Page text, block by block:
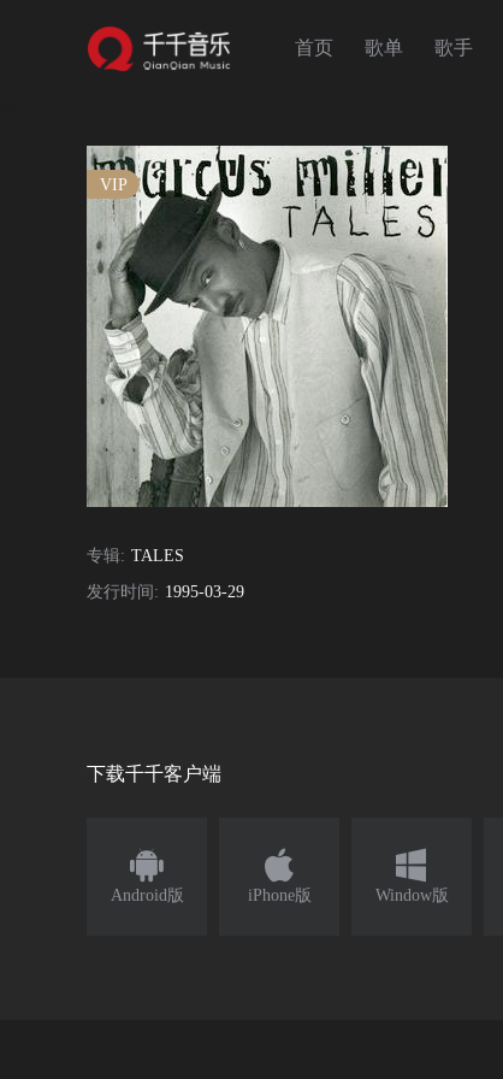
首页 歌单 歌手
VIP
专辑: TALES
发行时间: 1995-03-29
下载千千客户端

Android版

iPhone版

Window版